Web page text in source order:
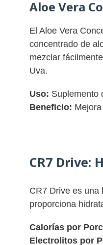
Aloe Vera
El Aloe Vera
concentrado de
mezclar
Uva.
Uso: Suplemento
Beneficio:
CR7 Drive:
CR7 Drive es una
proporciona
Calorías por
Electrolitos por